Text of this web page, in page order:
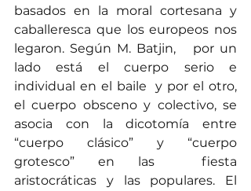
basados en la moral cortesana y
caballeresca que los europeos nos
legaron. Según M. Batjin,   por un
lado está el cuerpo serio e
individual en el baile  y por el otro,
el cuerpo obsceno y colectivo, se
asocia con la dicotomía entre
“cuerpo clásico” y “cuerpo
grotesco” en las  fiesta
aristocráticas y las populares. El